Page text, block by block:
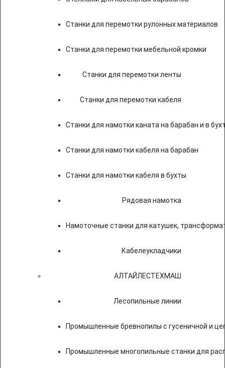
Станки для перемотки рулонных материалов
Станки для перемотки мебельной кромки
Станки для перемотки ленты
Станки для перемотки кабеля
Станки для намотки каната на барабан и в
Станки для намотки кабеля на барабан
Станки для намотки кабеля в бухты
Рядовая намотка
Намоточные станки для катушек,
Кабелеукладчики
АЛТАЙЛЕСТЕХМАШ
Лесопильные линии
Промышленные бревнопилы с гусеничной и
Промышленные многопильные станки для